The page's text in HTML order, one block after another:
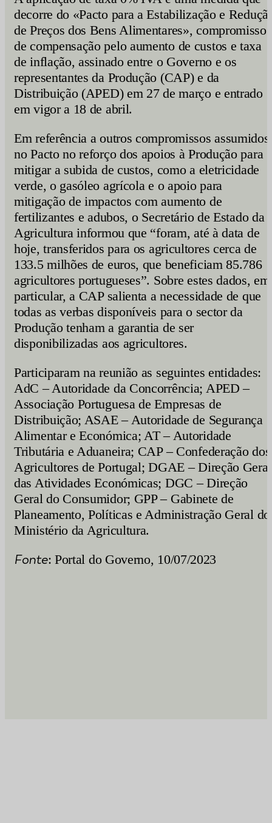
decorre do «Pacto para a Estabilização e
de Preços dos Bens Alimentares», compromisso
de compensação pelo aumento de custos e taxa
de inflação, assinado entre o Governo e os
representantes da Produção (CAP) e da
Distribuição (APED) em 27 de março e entrado
em vigor a 18 de abril.
Em referência a outros compromissos assumidos
no Pacto no reforço dos apoios à Produção para
mitigar a subida de custos, como a eletricidade
verde, o gasóleo agrícola e o apoio para
mitigação de impactos com aumento de
fertilizantes e adubos, o Secretário de Estado da
Agricultura informou que “foram, até à data de
hoje, transferidos para os agricultores cerca de
133.5 milhões de euros, que beneficiam 85.786
agricultores portugueses”. Sobre estes dados, em
particular, a CAP salienta a necessidade de que
todas as verbas disponíveis para o sector da
Produção tenham a garantia de ser
disponibilizadas aos agricultores.
Participaram na reunião as seguintes entidades:
AdC – Autoridade da Concorrência; APED –
Associação Portuguesa de Empresas de
Distribuição; ASAE – Autoridade de Segurança
Alimentar e Económica; AT – Autoridade
Tributária e Aduaneira; CAP – Confederação dos
Agricultores de Portugal; DGAE – Direção Geral
das Atividades Económicas; DGC – Direção
Geral do Consumidor; GPP – Gabinete de
Planeamento, Políticas e Administração Geral do
Ministério da Agricultura.
Fonte: Portal do Governo, 10/07/2023